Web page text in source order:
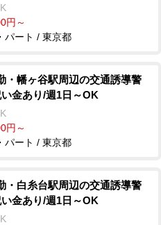
円～
パート / 東京都
・幡ヶ谷駅周辺の交通誘導警
金あり/週1日～OK
円～
パート / 東京都
・白糸台駅周辺の交通誘導警
金あり/週1日～OK